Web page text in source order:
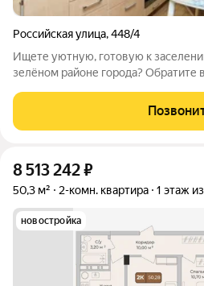
Российская улица,448/4
Ищете уютную, готовую к
зелёном районе города? Обратите
Планировка светлая и просторная, с максимумом
естественного света и большим
8 513 242₽
50,3 м² 2-комн. квартира 1 этаж
новостройка